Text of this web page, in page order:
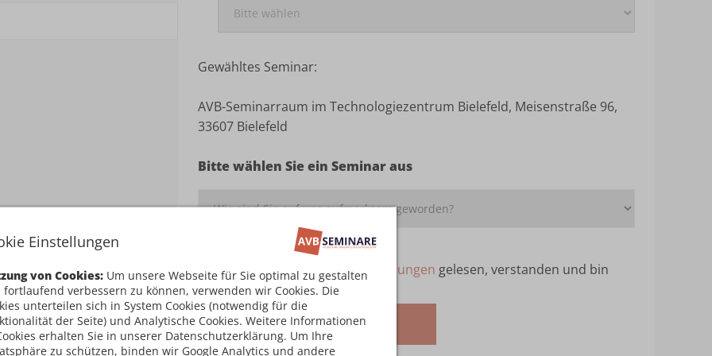
Einstellungen
von Cookies: Um unsere Webseite für Sie optimal zu gestalten
fortlaufend verbessern zu können, verwenden wir Cookies. Die
unterteilen sich in System Cookies (notwendig für die
der Seite) und Analytische Cookies. Weitere Informationen
erhalten Sie in unserer Datenschutzerklärung. Um Ihre
zu schützen, binden wir Google Analytics und andere
Gewähltes Seminar:
AVB-Seminarraum im Technologiezentrum Bielefeld, Meisenstraße 96,
33607 Bielefeld
Bitte wählen Sie ein Seminar aus
Ich habe dieTeilnahmebedingungen gelesen, verstanden und bin
damit einverstanden
Kostenpflichtig anmelden